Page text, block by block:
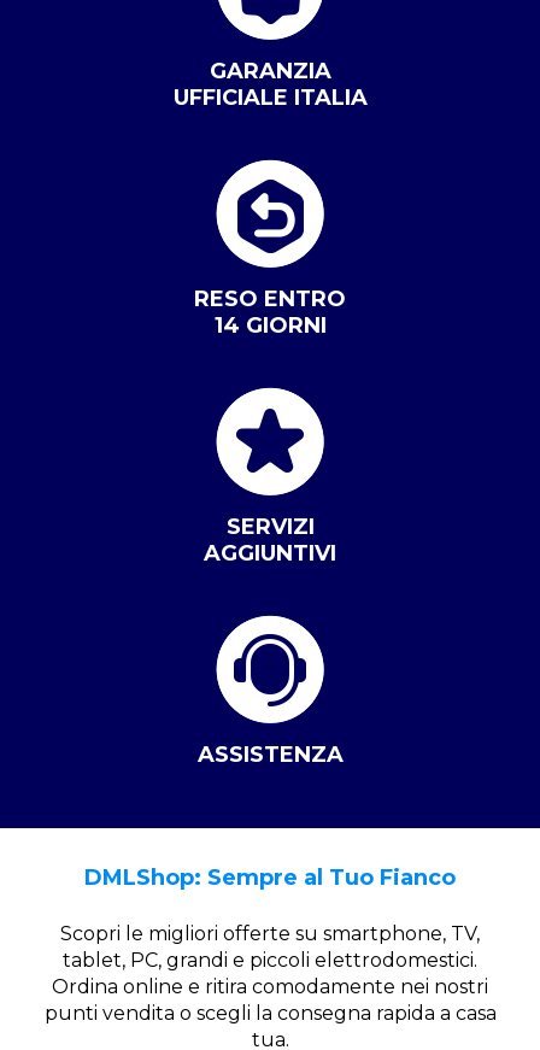
GARANZIA
UFFICIALE ITALIA
RESO ENTRO
14 GIORNI
SERVIZI
AGGIUNTIVI
ASSISTENZA
DMLShop: Sempre al Tuo Fianco
Scopri le migliori offerte su smartphone, TV,
tablet, PC, grandi e piccoli elettrodomestici.
Ordina online e ritira comodamente nei nostri
punti vendita o scegli la consegna rapida a casa
tua.